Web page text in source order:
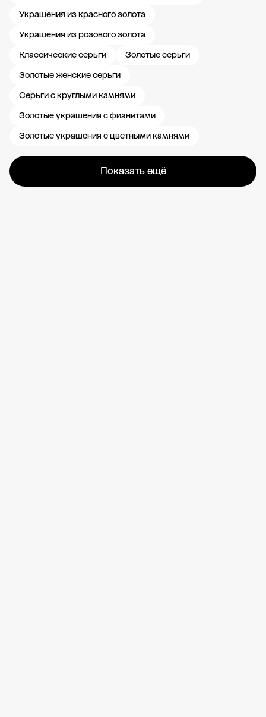
Украшения из красного золота
Украшения из розового золота
Классические серьги
Золотые серьги
Золотые женские серьги
Серьги с круглыми камнями
Золотые украшения с фианитами
Золотые украшения с цветными камнями
Показать ещё